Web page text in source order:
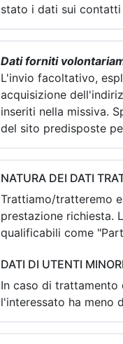
stato i dati sui
Dati forniti
L'invio facoltativo,
acquisizione
inseriti nella missiva.
del sito predisposte
NATURA DEI DATI
Trattiamo/tratteremo
prestazione richiesta.
qualificabili come
DATI DI UTENTI
In caso di
l'interessato ha meno